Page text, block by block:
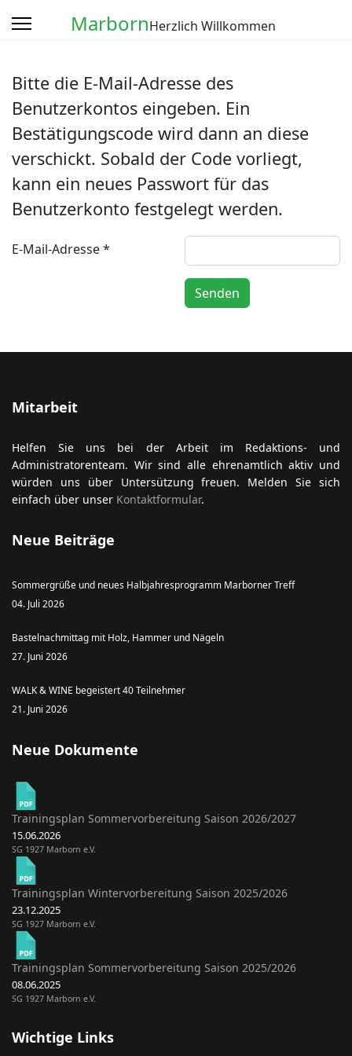
MarbornHerzlich Willkommen
Bitte die E-Mail-Adresse des
Benutzerkontos eingeben. Ein
Bestätigungscode wird dann an diese
verschickt. Sobald der Code vorliegt,
kann ein neues Passwort für das
Benutzerkonto festgelegt werden.
E-Mail-Adresse*
Senden
Mitarbeit
Helfen Sie uns bei der Arbeit im Redaktions- und
Administratorenteam. Wir sind alle ehrenamtlich aktiv und
würden uns über Untersützung freuen. Melden Sie sich
einfach über unser Kontaktformular.
Neue Beiträge
Sommergrüße und neues Halbjahresprogramm Marborner Treff
04. Juli 2026
Bastelnachmittag mit Holz, Hammer und Nägeln
27. Juni 2026
WALK & WINE begeistert 40 Teilnehmer
21. Juni 2026
Neue Dokumente
Trainingsplan Sommervorbereitung Saison 2026/2027
15.06.2026
SG 1927 Marborn e.V.
Trainingsplan Wintervorbereitung Saison 2025/2026
23.12.2025
SG 1927 Marborn e.V.
Trainingsplan Sommervorbereitung Saison 2025/2026
08.06.2025
SG 1927 Marborn e.V.
Wichtige Links